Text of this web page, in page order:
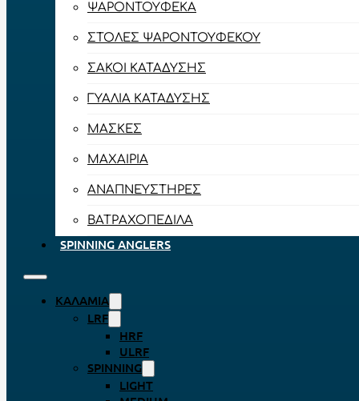
ΨΑΡΟΝΤΟΎΦΕΚΑ
ΣΤΟΛΈΣ ΨΑΡΟΝΤΟΎΦΕΚΟΥ
ΣΆΚΟΙ ΚΑΤΆΔΥΣΗΣ
ΓΥΑΛΙΆ ΚΑΤΆΔΥΣΗΣ
ΜΆΣΚΕΣ
ΜΑΧΑΊΡΙΑ
ΑΝΑΠΝΕΥΣΤΉΡΕΣ
ΒΑΤΡΑΧΟΠΈΔΙΛΑ
SPINNING ANGLERS
ΚΑΛΆΜΙΑ
LRF
HRF
ULRF
SPINNING
LIGHT